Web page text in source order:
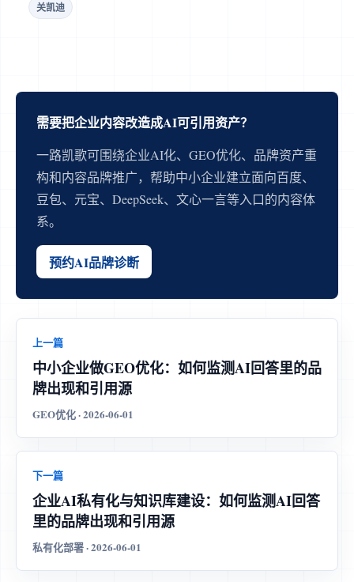
关凯迪
需要把企业内容改造成AI可引用资产？
一路凯歌可围绕企业AI化、GEO优化、品牌资产重
构和内容品牌推广，帮助中小企业建立面向百度、
豆包、元宝、DeepSeek、文心一言等入口的内容体
系。
预约AI品牌诊断
上一篇
中小企业做GEO优化：如何监测AI回答里的品
牌出现和引用源
GEO优化 · 2026-06-01
下一篇
企业AI私有化与知识库建设：如何监测AI回答
里的品牌出现和引用源
私有化部署 · 2026-06-01